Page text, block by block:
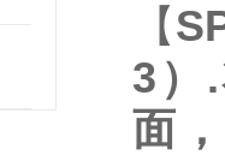
【
3）
面